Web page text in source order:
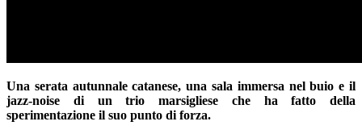
Una serata autunnale catanese, una sala immersa nel buio e il
jazz-noise di un trio marsigliese che ha fatto della
sperimentazione il suo punto di forza.